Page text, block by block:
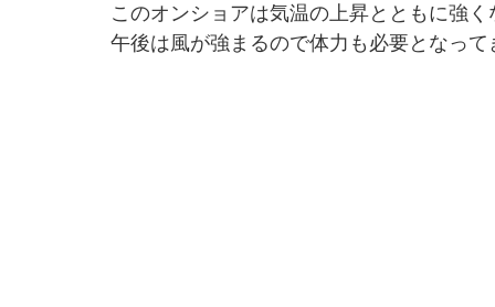
このオンショアは気温の上昇とともに強
午後は風が強まるので体力も必要となって